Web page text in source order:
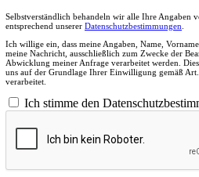
Selbstverständlich behandeln wir alle Ihre Angaben
entsprechend unserer Datenschutzbestimmungen
Ich willige ein, dass meine Angaben, Name,
meine Nachricht, ausschließlich zum Zwecke der
Abwicklung meiner Anfrage verarbeitet werden.
uns auf der Grundlage Ihrer Einwilligung gemäß
verarbeitet.
Ich stimme den